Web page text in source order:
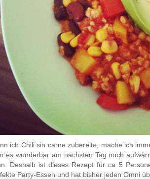
ich Chili sin carne zubereite, mache ich
es wunderbar am nächsten Tag noch
Deshalb ist dieses Rezept für ca 5
Party-Essen und hat bisher jeden Omni